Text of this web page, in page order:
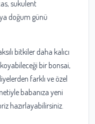
sukulent
doğum günü
bitkiler daha kalıcı
bir bonsai,
farklı ve özel
babanıza yeni
hazırlayabilirsiniz.